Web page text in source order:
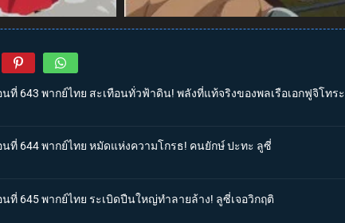
นที่ 643 พากย์ไทย สะเทือนทั่วฟ้าดิน! พลังที่แท้จริงของพลเรือเอกฟูจิโทระ
นที่ 644 พากย์ไทย หมัดแห่งความโกรธ! คนยักษ์ ปะทะ ลูซี่
นที่ 645 พากย์ไทย ระเบิดปืนใหญ่ทำลายล้าง! ลูซี่เจอวิกฤติ